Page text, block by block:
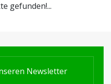
gefunden!...
Newsletter